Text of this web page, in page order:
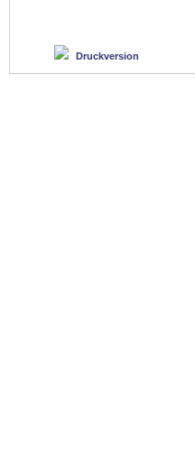
Druckversion